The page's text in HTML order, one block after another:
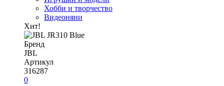
Хобби и творчество
Видеоняни
Хит!
Бренд
JBL
Артикул
316287
0